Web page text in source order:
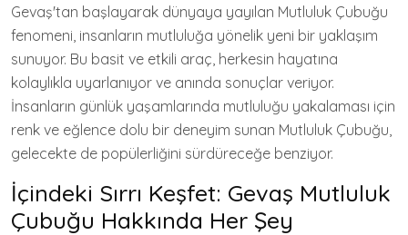
Gevaş'tan başlayarak dünyaya yayılan Mutluluk Çubuğu
fenomeni, insanların mutluluğa yönelik yeni bir yaklaşım
sunuyor. Bu basit ve etkili araç, herkesin hayatına
kolaylıkla uyarlanıyor ve anında sonuçlar veriyor.
İnsanların günlük yaşamlarında mutluluğu yakalaması için
renk ve eğlence dolu bir deneyim sunan Mutluluk Çubuğu,
gelecekte de popülerliğini sürdüreceğe benziyor.
İçindeki Sırrı Keşfet: Gevaş Mutluluk
Çubuğu Hakkında Her Şey